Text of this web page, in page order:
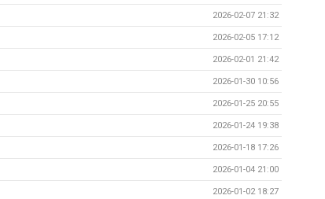
2026-02-07 21:32
2026-02-05 17:12
2026-02-01 21:42
2026-01-30 10:56
2026-01-25 20:55
2026-01-24 19:38
2026-01-18 17:26
2026-01-04 21:00
2026-01-02 18:27